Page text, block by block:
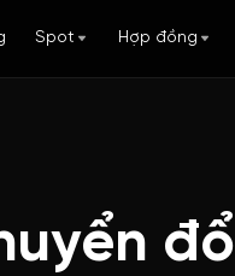
Spot Hợp đồng